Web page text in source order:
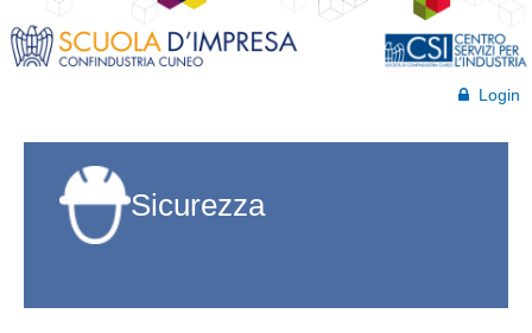
Login
Sicurezza